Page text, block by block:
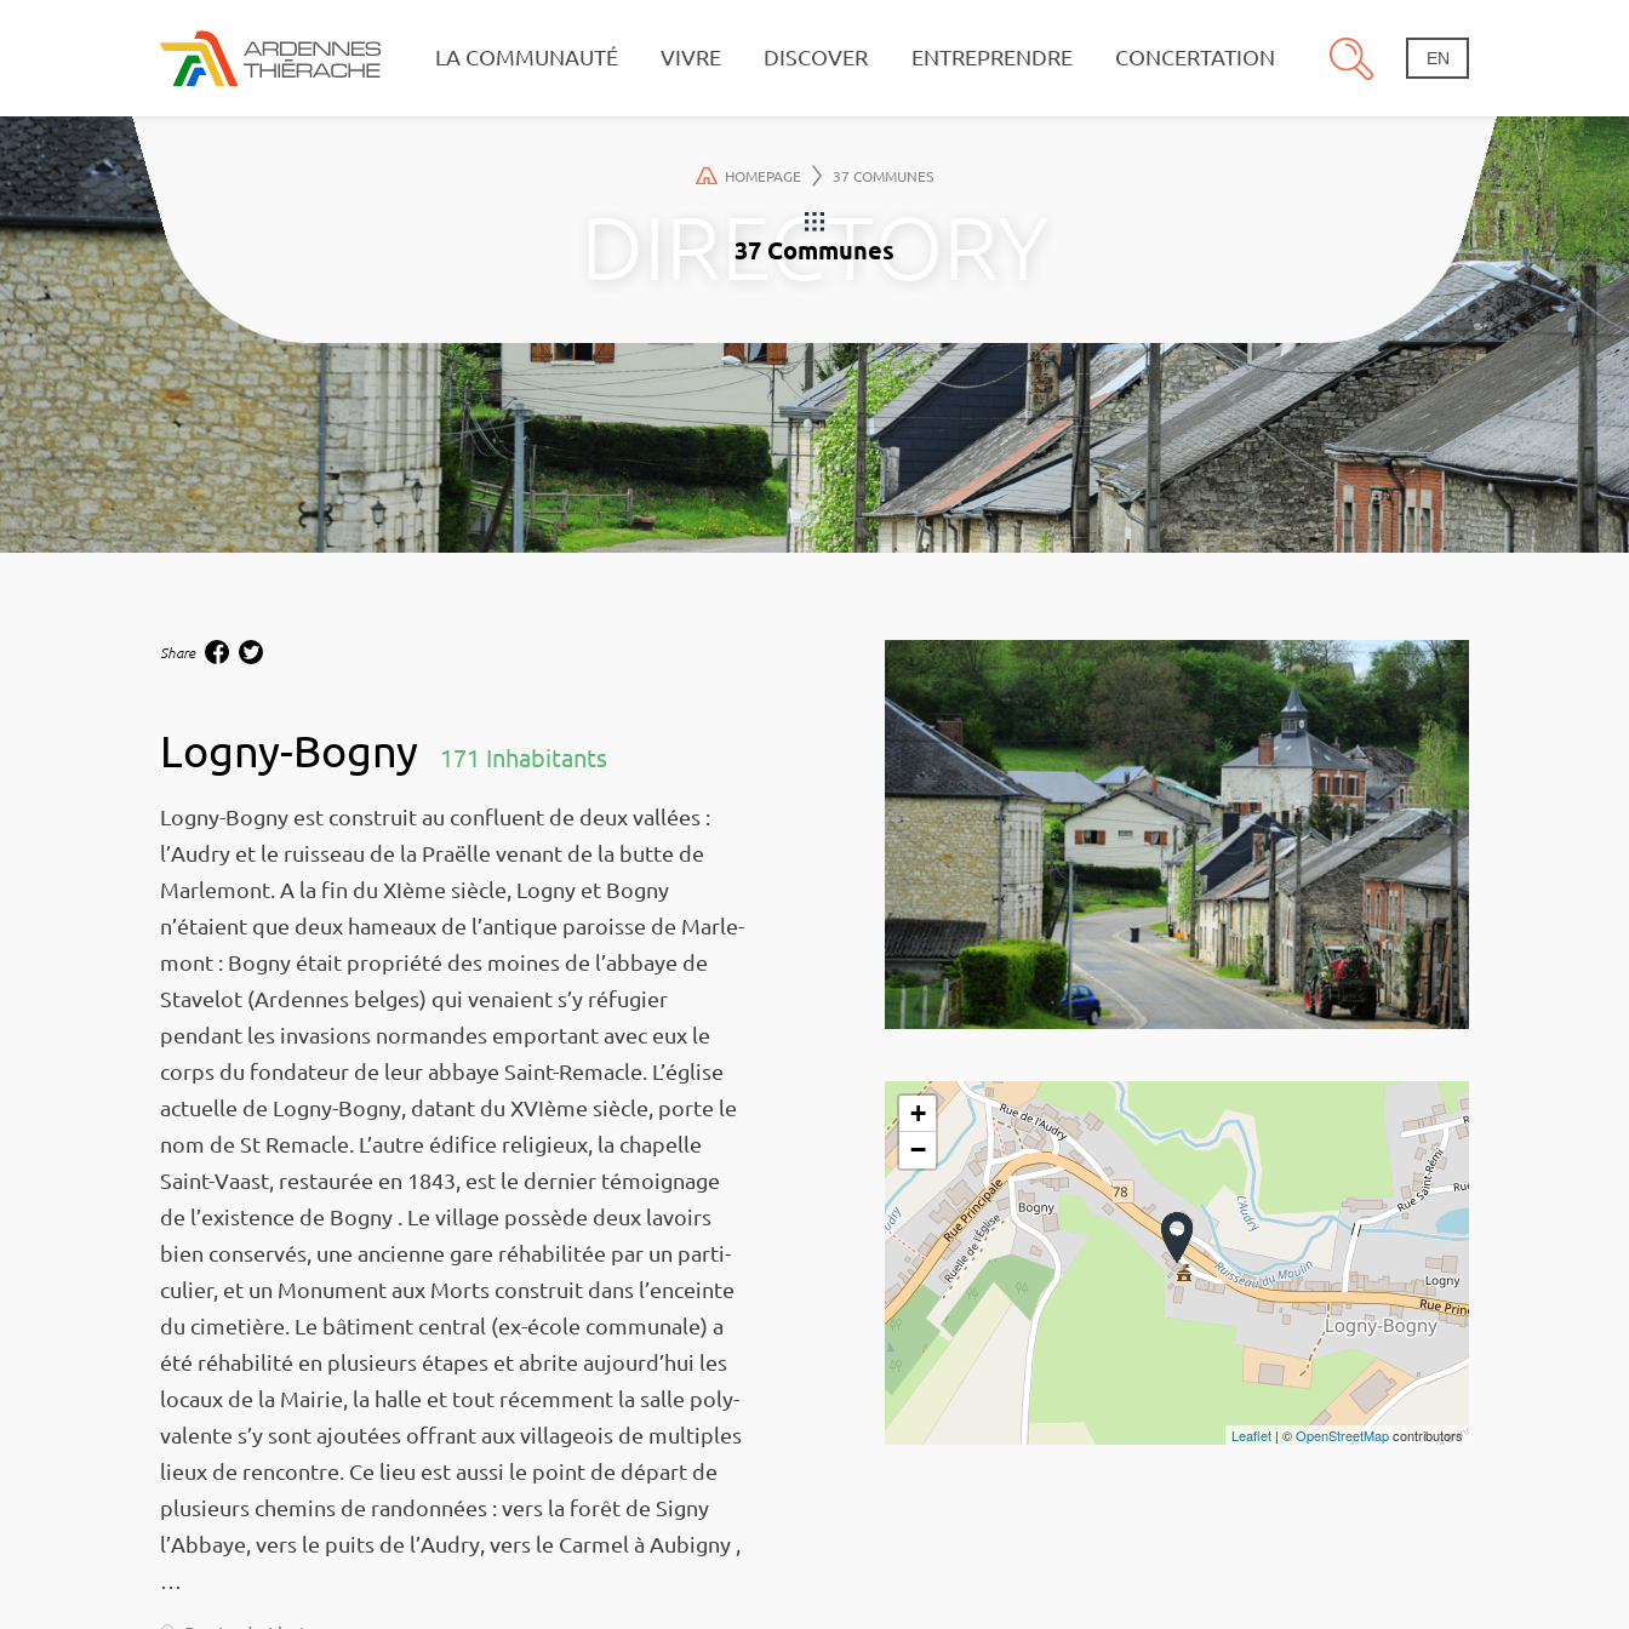
LA COMMUNAUTÉ VIVRE DISCOVER ENTREPRENDRE CONCERTATION
Search EN
HOMEPAGE 37 COMMUNES
37 Communes
Logny-Bogny 171 Inhabitants
Share
Logny-Bogny est construit au confluent de deux vallées :
l’Au­dry et le ruis­seau de la Praëlle venant de la butte de
Marle­mont. A la fin du XIème siècle, Logny et Bogny
n’étaient que deux hameaux de l’an­tique paroisse de Marle­
mont : Bogny était propriété des moines de l’ab­baye de
Stave­lot (Ardennes belges) qui venaient s’y réfu­gier
pendant les inva­sions normandes empor­tant avec eux le
corps du fonda­teur de leur abbaye Saint-Remacle. L’église
actuelle de Logny-Bogny, datant du XVIème siècle, porte le
nom de St Remacle. L’autre édifice reli­gieux, la chapelle
Saint-Vaast, restau­rée en 1843, est le dernier témoi­gnage
de l’exis­tence de Bogny . Le village possède deux lavoirs
bien conser­vés, une ancienne gare réha­bi­li­tée par un parti­
cu­lier, et un Monu­ment aux Morts construit dans l’en­ceinte
du cime­tière. Le bâti­ment central (ex-école commu­nale) a
été réha­bi­lité en plusieurs étapes et abrite aujourd’­hui les
locaux de la Mairie, la halle et tout récem­ment la salle poly­
va­lente s’y sont ajou­tées offrant aux villa­geois de multiples
lieux de rencontre. Ce lieu est aussi le point de départ de
plusieurs chemins de randon­nées : vers la forêt de Signy
l’Ab­baye, vers le puits de l’Au­dry, vers le Carmel à Aubi­gny ,
…
+
−
Leaflet | ©OpenStreetMapcontributors